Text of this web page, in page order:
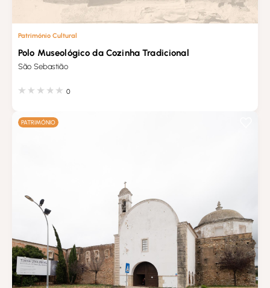
Património Cultural
Polo Museológico da Cozinha Tradicional
São Sebastião
0
PATRIMÓNIO